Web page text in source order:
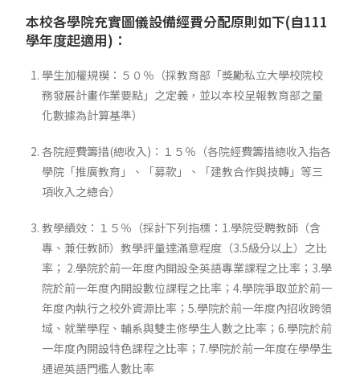
本校各學院充實圖儀設備經費分配原則如下(自111
學年度起適用)：
學生加權規模：５０％（採教育部「獎勵私立大學校院校
務發展計畫作業要點」之定義，並以本校呈報教育部之量
化數據為計算基準）
各院經費籌措(總收入)：１５％（各院經費籌措總收入指各
學院「推廣教育」、「募款」、「建教合作與技轉」等三
項收入之總合）
教學績效：１５％（採計下列指標：1.學院受聘教師（含
專、兼任教師）教學評量達滿意程度（3.5級分以上）之比
率； 2.學院於前一年度內開設全英語專業課程之比率；3.學
院於前一年度內開設數位課程之比率；4.學院爭取並於前一
年度內執行之校外資源比率；5.學院於前一年度內招收跨領
域、就業學程、輔系與雙主修學生人數之比率；6.學院於前
一年度內開設特色課程之比率；7.學院於前一年度在學學生
通過英語門檻人數比率